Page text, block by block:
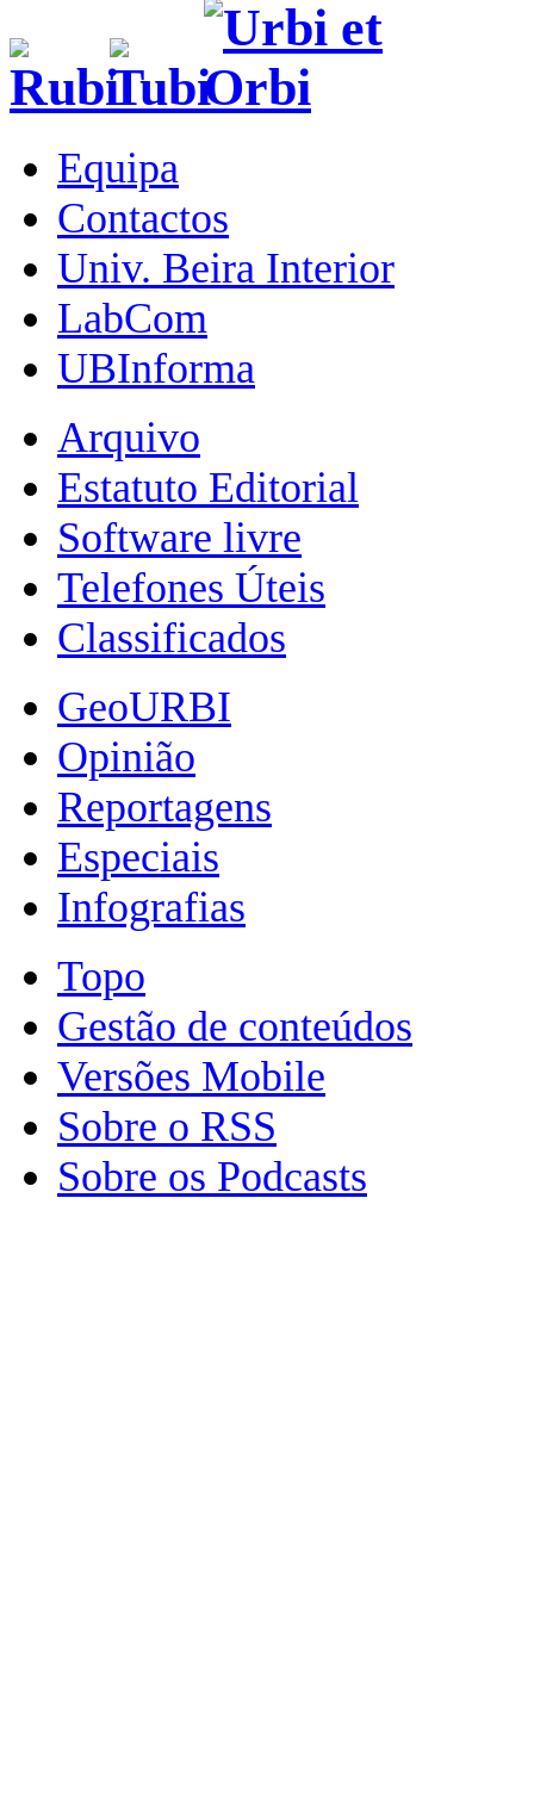
Equipa
Contactos
Univ. Beira Interior
LabCom
UBInforma
Arquivo
Estatuto Editorial
Software livre
Telefones Úteis
Classificados
GeoURBI
Opinião
Reportagens
Especiais
Infografias
Topo
Gestão de conteúdos
Versões Mobile
Sobre o RSS
Sobre os Podcasts